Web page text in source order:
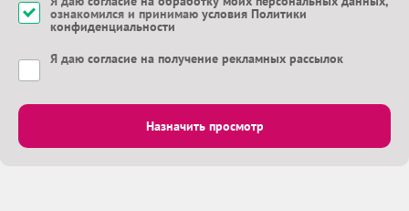
ознакомился и принимаю условия Политики
конфиденциальности
Я даю согласие на получение рекламных рассылок
Назначить просмотр